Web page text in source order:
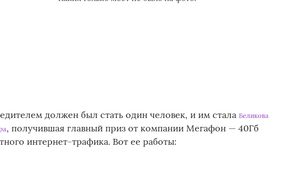
должен был стать один человек, и им стала Беликова
, получившая главный приз от компании Мегафон — 40Гб
интернет-трафика. Вот ее работы: